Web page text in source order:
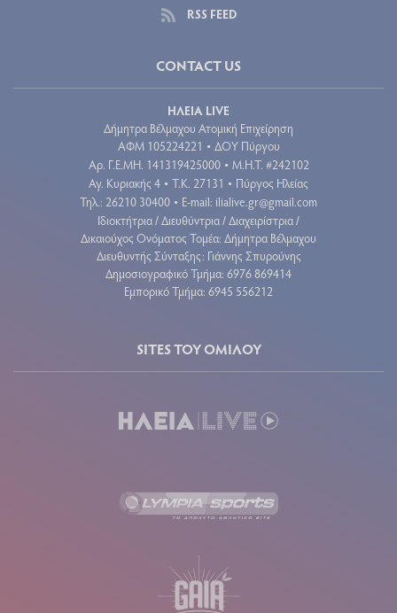
RSS FEED
CONTACT US
ΗΛΕΙΑ LIVE
Δήμητρα Βέλμαχου Ατομική Επιχείρηση
ΑΦΜ 105224221 • ΔΟΥ Πύργου
Aρ. Γ.Ε.ΜΗ. 141319425000 • Μ.Η.Τ. #242102
Αγ. Κυριακής 4 • Τ.Κ. 27131 • Πύργος Ηλείας
Τηλ.: 26210 30400 • E-mail: ilialive.gr@gmail.com
Ιδιοκτήτρια / Διευθύντρια / Διαχειρίστρια /
Δικαιούχος Ονόματος Τομέα: Δήμητρα Βέλμαχου
Διευθυντής Σύνταξης: Γιάννης Σπυρούνης
Δημοσιογραφικό Τμήμα: 6976 869414
Εμπορικό Τμήμα: 6945 556212
SITES ΤΟΥ ΟΜΙΛΟΥ